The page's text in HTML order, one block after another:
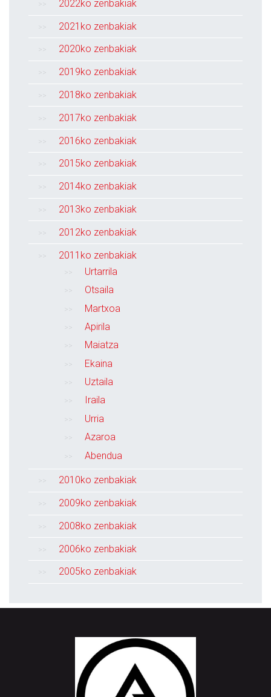
2022ko zenbakiak
2021ko zenbakiak
2020ko zenbakiak
2019ko zenbakiak
2018ko zenbakiak
2017ko zenbakiak
2016ko zenbakiak
2015ko zenbakiak
2014ko zenbakiak
2013ko zenbakiak
2012ko zenbakiak
2011ko zenbakiak
Urtarrila
Otsaila
Martxoa
Apirila
Maiatza
Ekaina
Uztaila
Iraila
Urria
Azaroa
Abendua
2010ko zenbakiak
2009ko zenbakiak
2008ko zenbakiak
2006ko zenbakiak
2005ko zenbakiak